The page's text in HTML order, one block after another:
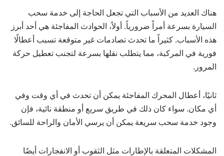
هناك العديد من الأسباب التي تجعل الحاجة إلى خدمة سحب
السيارة بسرعة أمراً ضرورياً. أولاً، الحوادث المفاجئة هي أحد أبرز
هذه الأسباب. كثيراً ما تحدث تصادمات غير متوقعة تسبب أعطالًا
فورية في المركبة، مما يتطلب نقلها بسرعة لتجنب تعطيل حركة
المرور.
ثانيًا، أعطال المحرك المفاجئة يمكن أن تحدث في أي وقت وفي
أي مكان. سواء كان ذلك في طريق سريع أو منطقة نائية، فإن
وجود خدمة سحب سريعة يمكن أن يرسي الأمان والراحة للسائق.
المشكلات المتعلقة بالإطارات مثل الثقوب أو الانفجارات أيضًا